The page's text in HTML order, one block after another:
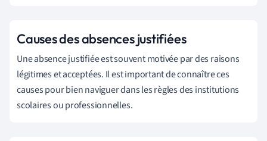
Causes des absences justifiées
Une absence justifiée est souvent motivée par des raisons
légitimes et acceptées. Il est important de connaître ces
causes pour bien naviguer dans les règles des institutions
scolaires ou professionnelles.